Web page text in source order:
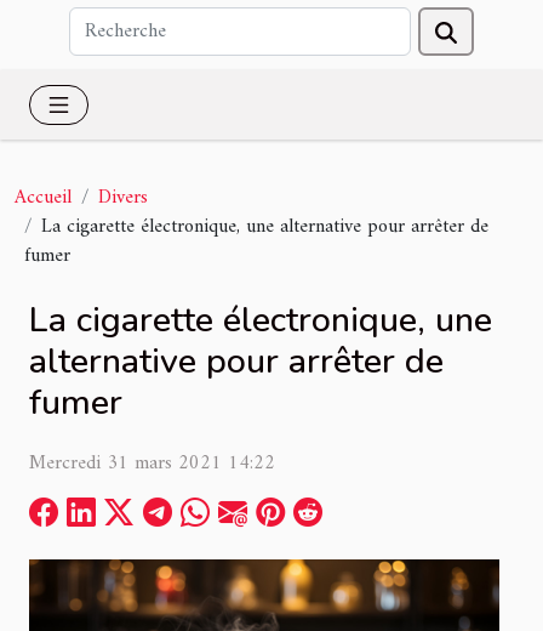
Accueil
Divers
La cigarette électronique, une alternative pour arrêter de
fumer
La cigarette électronique, une
alternative pour arrêter de
fumer
Mercredi 31 mars 2021 14:22